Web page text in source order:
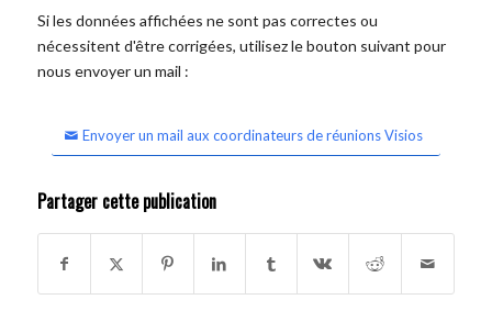
Si les données affichées ne sont pas correctes ou
nécessitent d'être corrigées, utilisez le bouton suivant pour
nous envoyer un mail :
Envoyer un mail aux coordinateurs de réunions Visios
Partager cette publication